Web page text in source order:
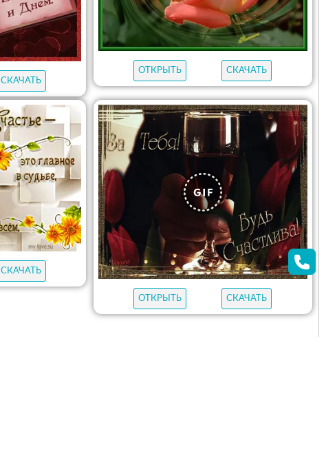
СКАЧАТЬ
ОТКРЫТЬ СКАЧАТЬ
СКАЧАТЬ
ОТКРЫТЬ СКАЧАТЬ